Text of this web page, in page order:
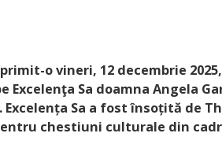
o vineri, 12 decembrie
Excelenţa Sa doamna Angela
Sa a fost însoțită de
chestiuni culturale din